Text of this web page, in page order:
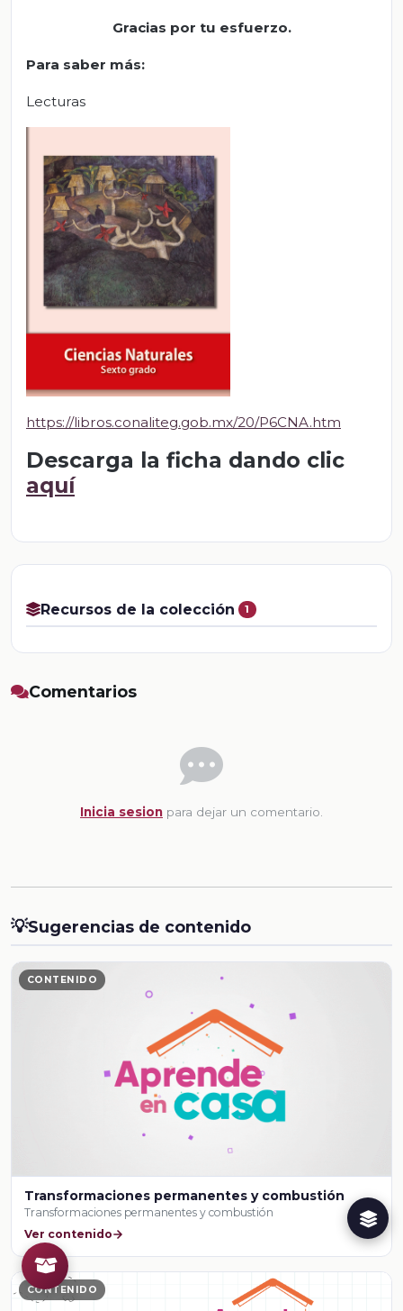
Gracias por tu esfuerzo.
Para saber más:
Lecturas
https://libros.conaliteg.gob.mx/20/P6CNA.htm
Descarga la ficha dando clic
aquí
Recursos de la colección 1
Comentarios
Inicia sesion para dejar un comentario.
💡Sugerencias de contenido
CONTENIDO
Transformaciones permanentes y combustión
Transformaciones permanentes y combustión
Ver contenido
CONTENIDO